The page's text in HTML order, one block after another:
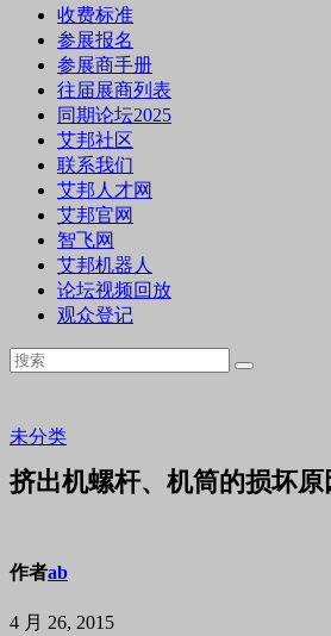
收费标准
参展报名
参展商手册
往届展商列表
同期论坛2025
艾邦社区
联系我们
艾邦人才网
艾邦官网
智飞网
艾邦机器人
论坛视频回放
观众登记
未分类
挤出机螺杆、机筒的损坏
作者ab
4 月 26, 2015